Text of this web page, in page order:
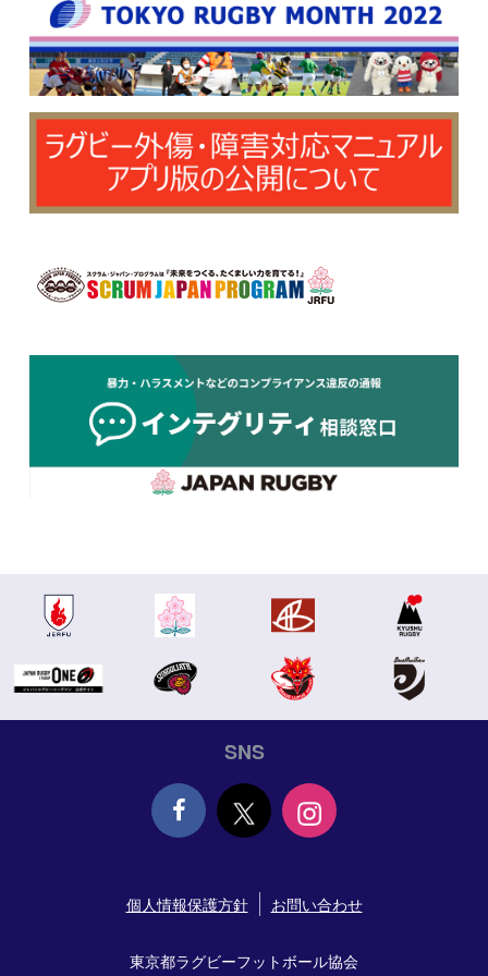
SNS
book
個人情報保護方針 お問い合わせ
東京都ラグビーフットボール協会